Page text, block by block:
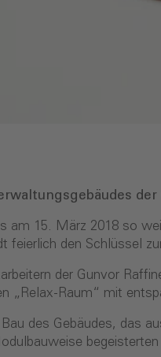
am 15. März 2018 so
feierlich den Schlüssel
der Gunvor
„Relax-Raum“ mit
des Gebäudes, das
begeisterten